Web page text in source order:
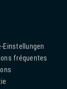
Einstellungen
fréquentes